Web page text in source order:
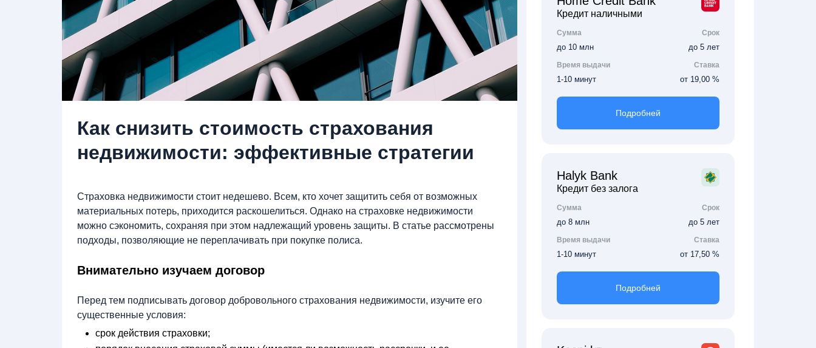
Как снизить стоимость страхования
недвижимости: эффективные стратегии
Страховка недвижимости стоит недешево. Всем, кто хочет защитить себя от возможных
материальных потерь, приходится раскошелиться. Однако на страховке недвижимости
можно сэкономить, сохраняя при этом надлежащий уровень защиты. В статье рассмотрены
подходы, позволяющие не переплачивать при покупке полиса.
Внимательно изучаем договор
Перед тем подписывать договор добровольного страхования недвижимости, изучите его
существенные условия:
срок действия страховки;
Кредит наличными
Сумма Срок
до 10 млн до 5 лет
Время выдачи Ставка
1-10 минут от 19,00 %
Подробней
Halyk Bank
Кредит без залога
Сумма Срок
до 8 млн до 5 лет
Время выдачи Ставка
1-10 минут от 17,50 %
Подробней